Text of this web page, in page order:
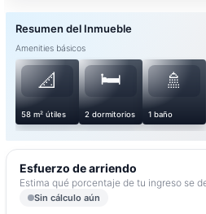
- 1 baño, con ventilación
- Estacionamiento
- SIN bodega
Amenities básicos
📐
58 m² útiles
🛏️
2 dormitorios
🚿
1 baño
Esfuerzo de arriendo
Estima qué porcentaje de tu ingreso se
Sin cálculo aún